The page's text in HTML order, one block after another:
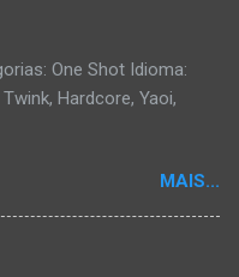
One Shot Idioma:
Hardcore, Yaoi,
MAIS...